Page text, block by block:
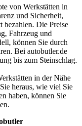
von Werkstätten in
und Sicherheit,
bezahlen. Die Preise
Fahrzeug und
können Sie durch
Bei autobutler.de
bis zum Steinschlag.
in der Nähe
heraus, wie viel Sie
haben, können Sie